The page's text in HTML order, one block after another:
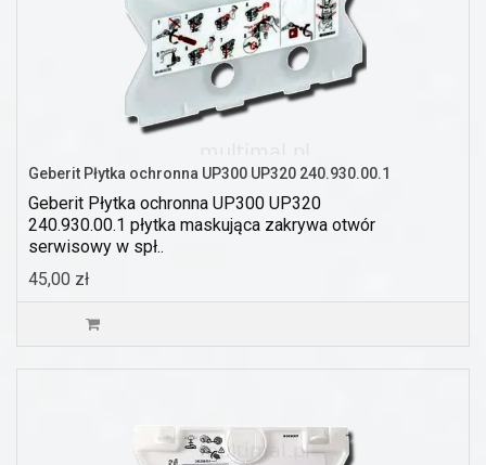
Geberit Płytka ochronna UP300 UP320 240.930.00.1
Geberit Płytka ochronna UP300 UP320
240.930.00.1 płytka maskująca zakrywa otwór
serwisowy w spł..
45,00 zł